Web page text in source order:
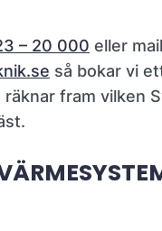
– 20 000 eller
så bokar vi
fram vilken